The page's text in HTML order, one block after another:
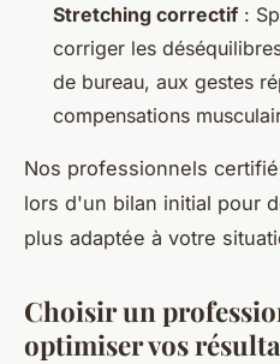
Stretching correctif :
corriger les
de bureau, aux gestes
compensations
Nos professionnels
lors d'un bilan initial pour
plus adaptée à votre
Choisir un
optimiser vos